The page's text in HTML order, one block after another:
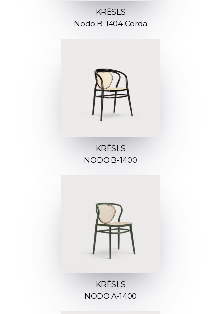
KRĒSLS
Nodo B-1404 Corda
KRĒSLS
NODO B-1400
KRĒSLS
NODO A-1400